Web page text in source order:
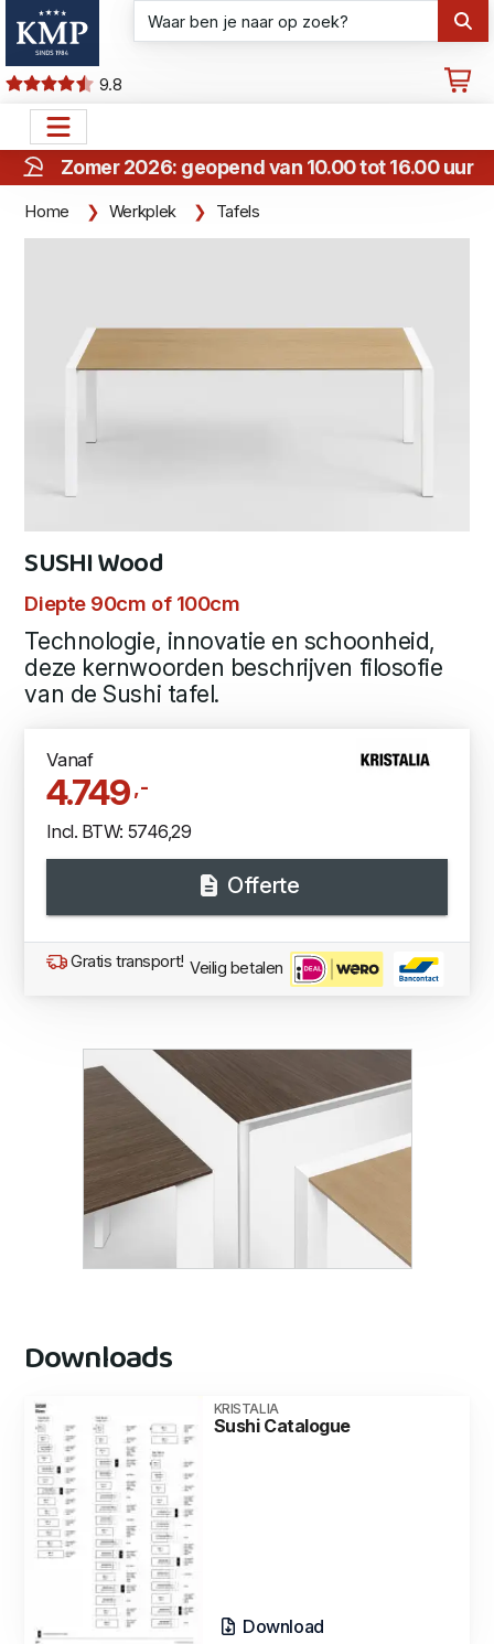
9.8
Zomer 2026: geopend van 10.00 tot 16.00 uur
Home Werkplek Tafels
SUSHI Wood
Diepte 90cm of 100cm
Technologie, innovatie en schoonheid,
deze kernwoorden beschrijven filosofie
van de Sushi tafel.
Vanaf
4.749,-
Incl. BTW: 5746,29
Offerte
Gratis transport! Veilig betalen
Downloads
KRISTALIA
Sushi Catalogue
Download